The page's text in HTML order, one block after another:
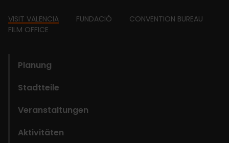
Footer
VISIT VALENCIA FUNDACIÓ
CONVENTION BUREAU
FILM OFFICE
Planung
Stadtteile
Veranstaltungen
Aktivitäten